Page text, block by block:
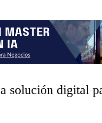
solución digital